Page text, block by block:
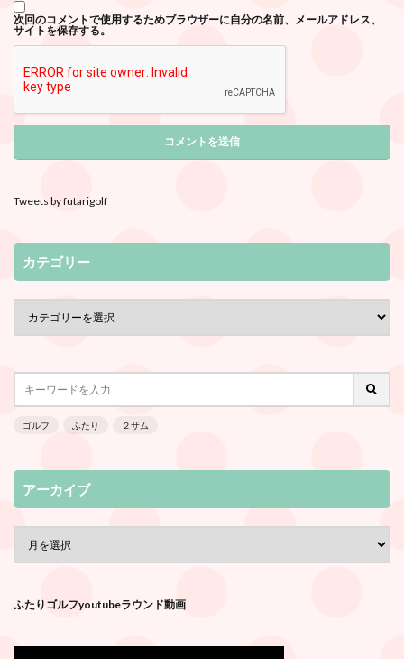
次回のコメントで使用するためブラウザーに自分の名前、メールアドレス、
サイトを保存する。
Tweets by futarigolf
カテゴリー
ゴルフ ふたり ２サム
アーカイブ
ふたりゴルフyoutubeラウンド動画